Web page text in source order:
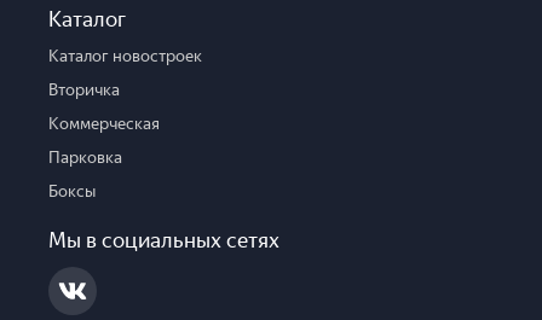
Каталог
Каталог новостроек
Вторичка
Коммерческая
Парковка
Боксы
Мы в социальных сетях